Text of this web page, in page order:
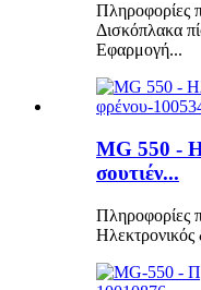
Πληροφορίες
Δισκόπλακα
Εφαρμογή...
MG 550 -
σουτιέν...
Πληροφορίες